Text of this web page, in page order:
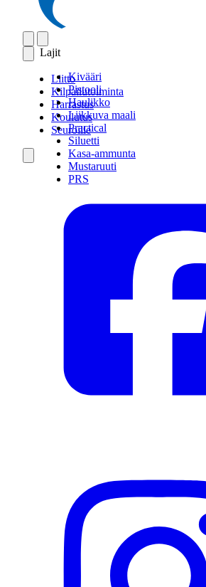
Lajit
Kivääri
Pistooli
Haulikko
Liikkuva maali
Practical
Siluetti
Kasa-ammunta
Mustaruuti
PRS
Liitto
Kilpailutoiminta
Harrastus
Koulutus
Seuroille